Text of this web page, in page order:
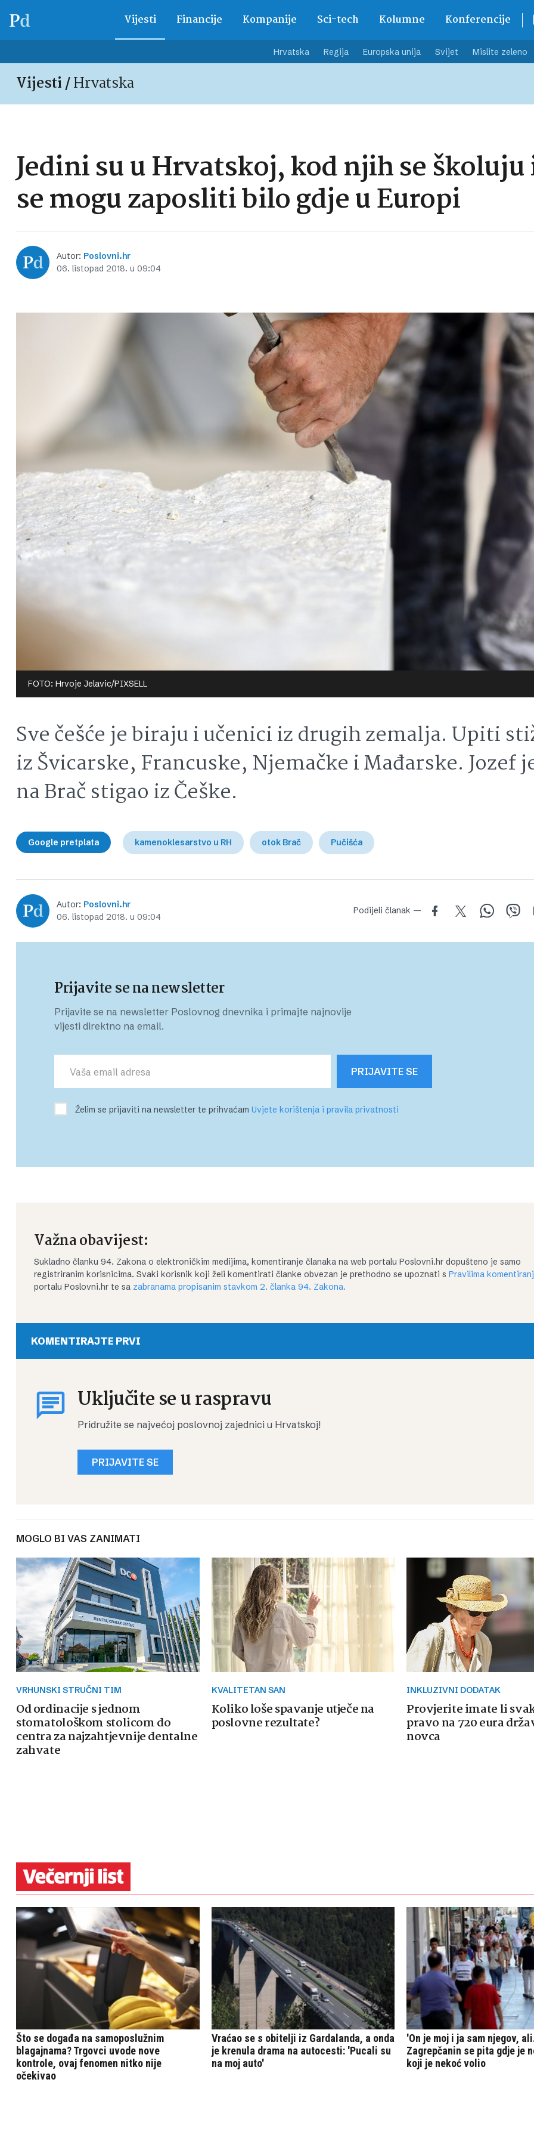
Vijesti Financije Kompanije Sci-tech Kolumne Konferencije
Hrvatska Regija Europska unija Svijet Mislite zeleno
Vijesti /Hrvatska
Jedini su u Hrvatskoj, kod njih se
se mogu zaposliti bilo gdje u Europi
Autor: Poslovni.hr
06. listopad 2018. u 09:04
FOTO: Hrvoje Jelavic/PIXSELL
Sve češće je biraju i učenici iz drugih zemalja. Upiti
iz Švicarske, Francuske, Njemačke i Mađarske. Jozef
na Brač stigao iz Češke.
Google pretplata kamenoklesarstvo u RH otok Brač Pučišća
Autor: Poslovni.hr
06. listopad 2018. u 09:04
Podijeli članak —
Prijavite se na newsletter
Prijavite se na newsletter Poslovnog dnevnika i primajte najnovije
vijesti direktno na email.
PRIJAVITE SE
Želim se prijaviti na newsletter te prihvaćam Uvjete korištenja i pravila privatnosti
Važna obavijest:
Sukladno članku 94. Zakona o elektroničkim medijima, komentiranje članaka na web portalu Poslovni.hr dopušteno je samo
registriranim korisnicima. Svaki korisnik koji želi komentirati članke obvezan je prethodno se upoznati s Pravilima
portalu Poslovni.hr te sa zabranama propisanim stavkom 2. članka 94. Zakona.
KOMENTIRAJTE PRVI
Uključite se u raspravu
Pridružite se najvećoj poslovnoj zajednici u Hrvatskoj!
PRIJAVITE SE
MOGLO BI VAS ZANIMATI
VRHUNSKI STRUČNI TIM
Od ordinacije s jednom
stomatološkom stolicom do
centra za najzahtjevnije dentalne
zahvate
KVALITETAN SAN
Koliko loše spavanje utječe na
poslovne rezultate?
INKLUZIVNI DODATAK
Provjerite imate li
pravo na 720 eura
novca